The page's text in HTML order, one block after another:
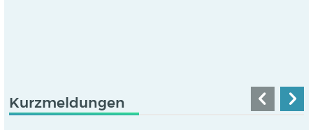
Kurzmeldungen